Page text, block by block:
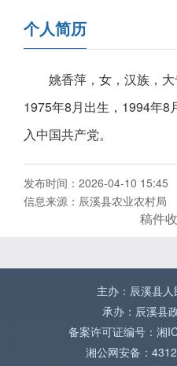
个人简历
姚香萍，女，汉族，
1975年8月出生，1994年8
入中国共产党。
发布时间：2026-04-10 15:45
信息来源：辰溪县农业农村局
稿件
主办：辰溪县
承办：辰溪县
备案许可证编号：湘
湘公网安备：